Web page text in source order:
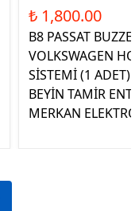
₺ 1,800.00
B8 PASSAT
VOLKSWAGEN
SİSTEMİ (1 ADET)
BEYİN TAMİR
MERKAN